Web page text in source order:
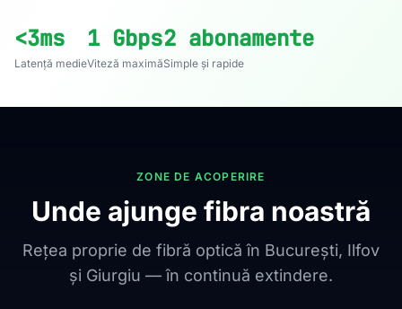
<3ms
Latență medie
1 Gbps
Viteză maximă
2 abonamente
Simple și rapide
ZONE DE ACOPERIRE
Unde ajunge fibra noastră
Rețea proprie de fibră optică în București, Ilfov
și Giurgiu — în continuă extindere.